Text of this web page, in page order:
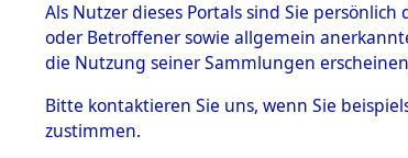
Inhaftierungsdoku
mente
5. Verschiedenes
Todesmärsche
5.3.1 Alliierte
Als Nutzer dieses Portals sind Sie
oder Betroffener sowie allgemein
die Nutzung seiner Sammlungen
Bitte kontaktieren Sie uns, wenn Sie
zustimmen.